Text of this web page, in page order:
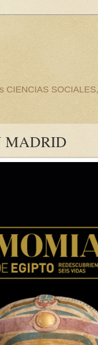
CIENCIAS
MADRID